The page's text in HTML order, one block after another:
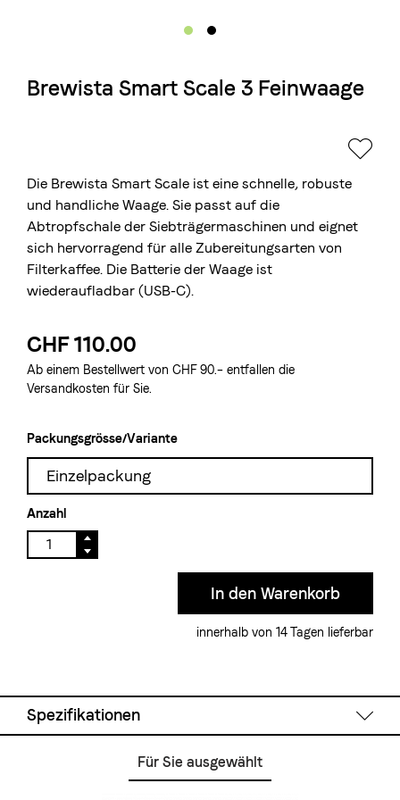
© 2026 Blasercafé AG EN
Brewista Smart Scale 3 Feinwaage
Die Brewista Smart Scale ist eine schnelle, robuste
und handliche Waage. Sie passt auf die
Abtropfschale der Siebträgermaschinen und eignet
sich hervorragend für alle Zubereitungsarten von
Filterkaffee. Die Batterie der Waage ist
wiederaufladbar (USB-C).
CHF 110.00
Ab einem Bestellwert von CHF 90.– entfallen die
Versandkosten für Sie.
Packungsgrösse/Variante
Einzelpackung
Anzahl
innerhalb von 14 Tagen lieferbar
Spezifikationen
Für Sie ausgewählt